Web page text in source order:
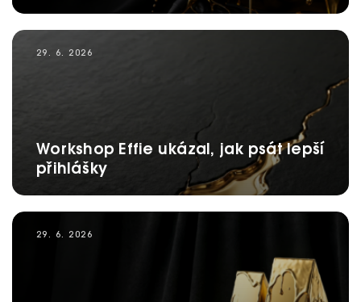
29. 6. 2026
Workshop Effie ukázal, jak psát lepší
přihlášky
29. 6. 2026